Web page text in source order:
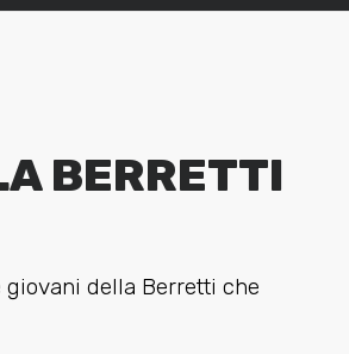
BERRETTI
della Berretti che